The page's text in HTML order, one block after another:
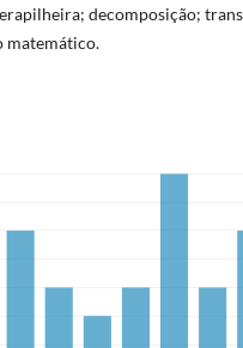
decomposição;
matemático.